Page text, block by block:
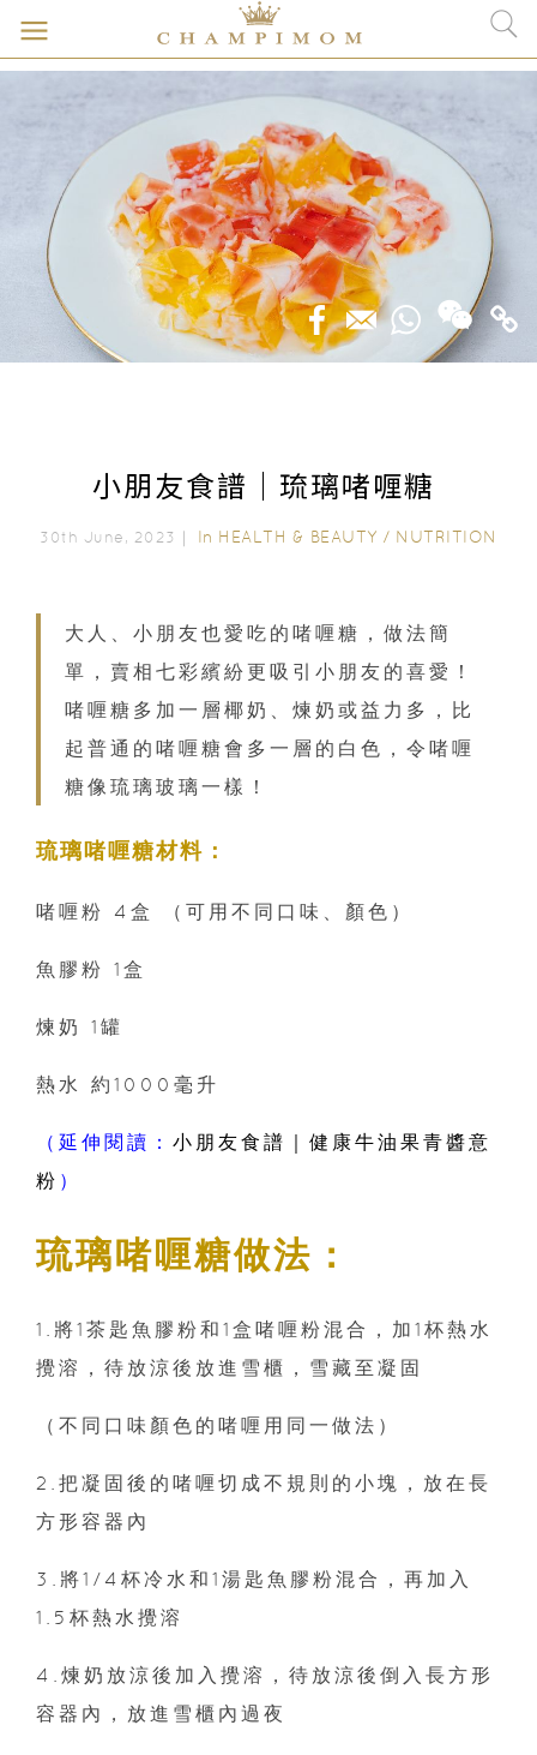
小朋友食譜｜琉璃啫喱糖
30th June, 2023｜ In HEALTH & BEAUTY / NUTRITION
大人、小朋友也愛吃的啫喱糖，做法簡
單，賣相七彩繽紛更吸引小朋友的喜愛！
啫喱糖多加一層椰奶、煉奶或益力多，比
起普通的啫喱糖會多一層的白色，令啫喱
糖像琉璃玻璃一樣！
琉璃啫喱糖材料：
啫喱粉 4盒 （可用不同口味、顏色）
魚膠粉 1盒
煉奶 1罐
熱水 約1000毫升
（延伸閱讀： 小朋友食譜｜健康牛油果青醬意
粉 ）
琉璃啫喱糖做法：
1.將1茶匙魚膠粉和1盒啫喱粉混合，加1杯熱水
攪溶，待放涼後放進雪櫃，雪藏至凝固
（不同口味顏色的啫喱用同一做法）
2.把凝固後的啫喱切成不規則的小塊，放在長
方形容器內
3.將1/4杯冷水和1湯匙魚膠粉混合，再加入
1.5杯熱水攪溶
4.煉奶放涼後加入攪溶，待放涼後倒入長方形
容器內，放進雪櫃內過夜